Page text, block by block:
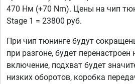
470 Нм (+70 Nm). Цены на чип
Stage 1 = 23800 руб.
При чип тюнинге будут
при разгоне, будет
включение, подхват будет
низких оборотов, коробка